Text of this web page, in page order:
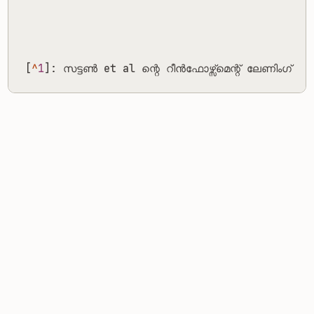
[^1]: സടടൺ et al ന റൻഫഴമന ലണഗ